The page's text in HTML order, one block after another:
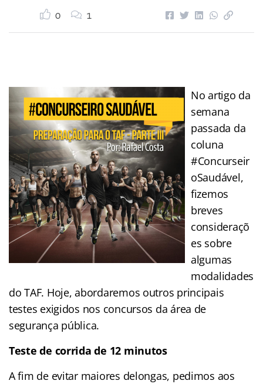
0 1
No artigo da
semana
passada da
coluna
#Concurseir
oSaudável,
fizemos
breves
consideraçõ
es sobre
algumas
modalidades
do TAF. Hoje, abordaremos outros principais
testes exigidos nos concursos da área de
segurança pública.
Teste de corrida de 12 minutos
A fim de evitar maiores delongas, pedimos aos